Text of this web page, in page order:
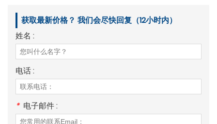
获取最新价格？ 我们会尽快回复（12小时内）
姓名 :
电话 :
* 电子邮件 :